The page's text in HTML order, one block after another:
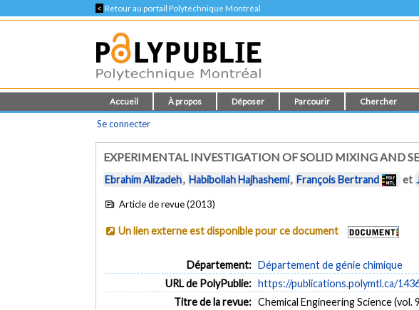
< Retour au portail Polytechnique Montréal
Accueil À propos Déposer Parcourir Chercher
Se connecter
EXPERIMENTAL INVESTIGATION OF SOLID MIXING AND
Ebrahim Alizadeh, Habibollah Hajhashemi, François Bertrand et
Article de revue (2013)
Un lien externe est disponible pour ce document
Département: Département de génie chimique
URL de PolyPublie: https://publications.polymtl.ca/
Titre de la revue: Chemical Engineering Science (vol.